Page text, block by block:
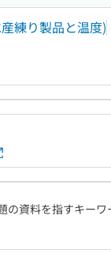
練り製品と温度)
資料を指すキーワ